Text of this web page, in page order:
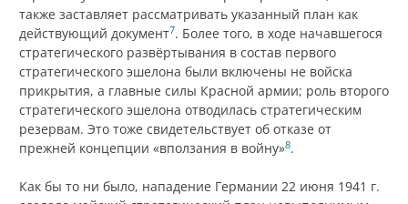
также заставляет рассматривать указанный план как
действующий документ7. Более того, в ходе начавшегося
стратегического развёртывания в состав первого
стратегического эшелона были включены не войска
прикрытия, а главные силы Красной армии; роль второго
стратегического эшелона отводилась стратегическим
резервам. Это тоже свидетельствует об отказе от
прежней концепции «вползания в войну»8.
Как бы то ни было, нападение Германии 22 июня 1941 г.